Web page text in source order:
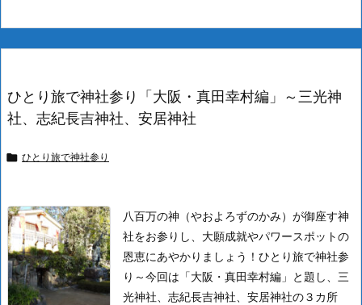
ひとり旅で神社参り「大阪・真田幸村編」～三光神
社、志紀長吉神社、安居神社
 ひとり旅で神社参り
八百万の神（やおよろずのかみ）が御座す神
社をお参りし、大願成就やパワースポットの
恩恵にあやかりましょう！ ひとり旅で神社参
り～今回は「大阪・真田幸村編」と題し、三
光神社、志紀長吉神社、安居神社の３カ所